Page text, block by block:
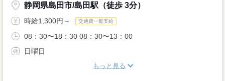
静岡県島田市/島田駅（徒歩 3分）
時給1,300円～ 交通費一部支給
08：30〜18：30 08：30〜13：00
日曜日
もっと見る